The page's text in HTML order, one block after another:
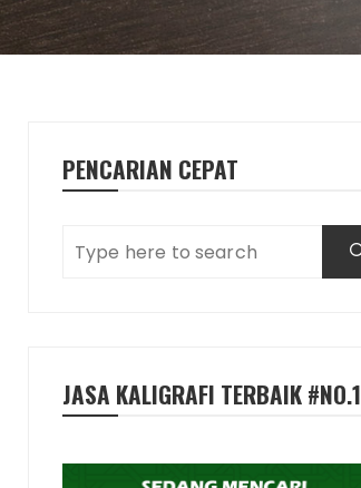
PENCARIAN CEPAT
JASA KALIGRAFI TERBAIK #NO.1